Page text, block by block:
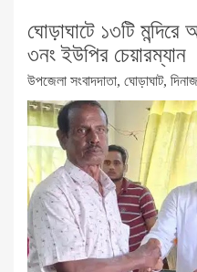
ঘোড়াঘাটে ১৩টি
৩নং ইউপির চেয়ারম্যান
উপজেলা সংবাদদাতা, ঘোড়াঘাট,